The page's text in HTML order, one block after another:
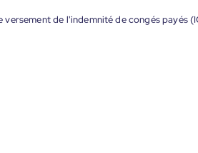
versement de l'indemnité de congés payés